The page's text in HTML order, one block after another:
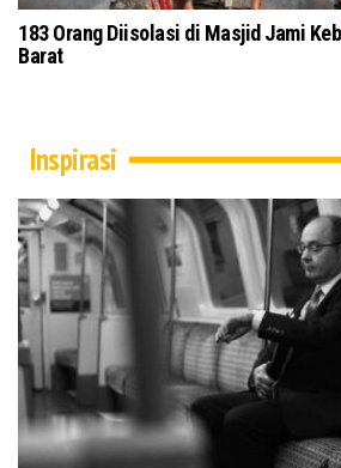
Pusdai Bandung Terapkan Protokol
Inspirasi